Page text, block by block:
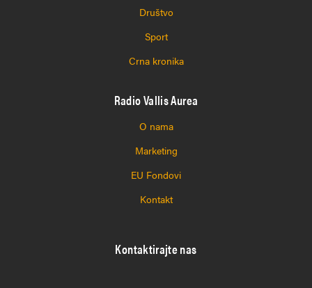
Društvo
Sport
Crna kronika
Radio Vallis Aurea
O nama
Marketing
EU Fondovi
Kontakt
Kontaktirajte nas